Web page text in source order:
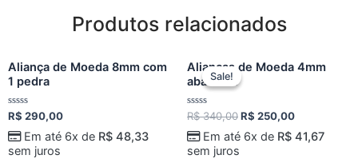
Produtos relacionados
Aliança de Moeda 8mm com
1 pedra
Avaliação
de
5
R$ 290,00
Em até 6x de R$48,33
sem juros
Sale!
Sale!
Alianças de Moeda 4mm
abaulada
Avaliação
de
5
R$340,00
price
was:
R$ 250,00
price
Em até 6x de R$41,67
sem juros